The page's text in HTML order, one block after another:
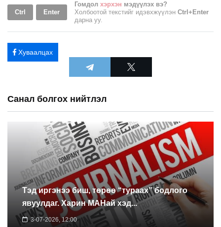
Ctrl Enter
Гомдол хэрхэн мэдүүлэх вэ?
Холбоотой текстийг идэвхжүүлэн Ctrl+Enter
дарна уу.
Хуваалцах
Санал болгох нийтлэл
Тэд иргэнээ биш, төрөө “тураах” бодлого
явуулдаг. Харин МАНай хэд...
3-07-2026, 12:00